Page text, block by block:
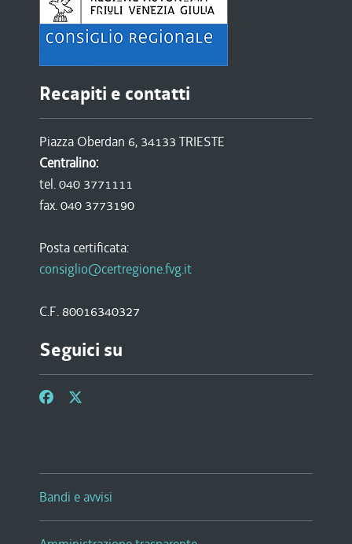
Recapiti e contatti
Piazza Oberdan 6, 34133 TRIESTE
Centralino:
tel. 040 3771111
fax. 040 3773190
Posta certificata:
consiglio@certregione.fvg.it
C.F. 80016340327
Seguici su
Bandi e avvisi